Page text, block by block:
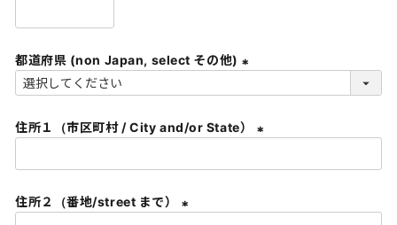
須
)
都道府県 (non Japan, select その他)
須
住所１（市区町村 / City and/or State）
必
)
住所２（番地/street まで）